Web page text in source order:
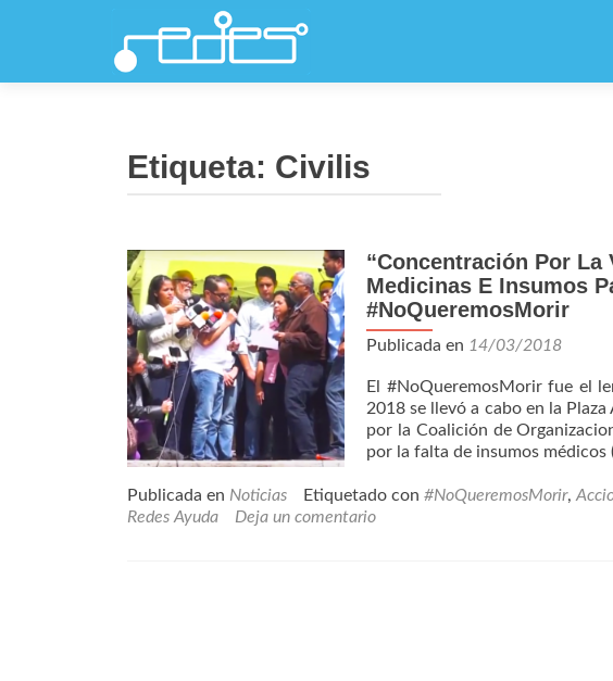
Etiqueta: Civilis
“Concentración Por
Medicinas E Insumos
#NoQueremosMorir
Publicada en 14/03/2018
El #NoQueremosMorir fue el
2018 se llevó a cabo en la
por la Coalición de
por la falta de insumos médicos
Publicada en Noticias Etiquetado con #NoQueremosMorir,
Redes Ayuda
Deja un comentario